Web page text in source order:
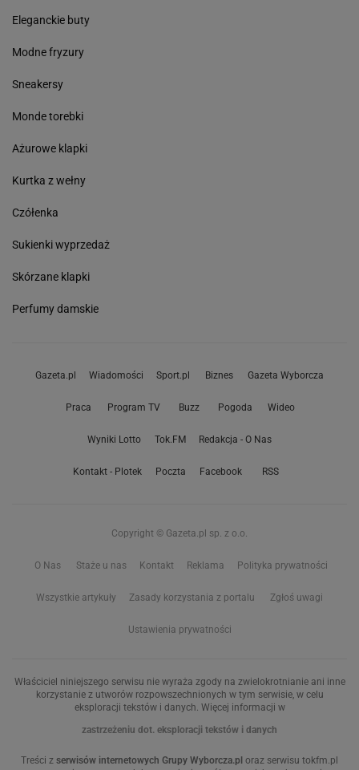
Eleganckie buty
Modne fryzury
Sneakersy
Monde torebki
Ażurowe klapki
Kurtka z wełny
Czółenka
Sukienki wyprzedaż
Skórzane klapki
Perfumy damskie
Gazeta.pl Wiadomości Sport.pl Biznes Gazeta Wyborcza
Praca Program TV Buzz Pogoda Wideo
Wyniki Lotto Tok.FM Redakcja - O Nas
Kontakt - Plotek Poczta Facebook RSS
Copyright © Gazeta.pl sp. z o.o.
O Nas Staże u nas Kontakt Reklama Polityka prywatności
Wszystkie artykuły Zasady korzystania z portalu Zgłoś uwagi
Ustawienia prywatności
Właściciel niniejszego serwisu nie wyraża zgody na zwielokrotnianie ani inne
korzystanie z utworów rozpowszechnionych w tym serwisie, w celu
eksploracji tekstów i danych. Więcej informacji w
zastrzeżeniu dot. eksploracji tekstów i danych
Treści z serwisów internetowych Grupy Wyborcza.pl oraz serwisu tokfm.pl